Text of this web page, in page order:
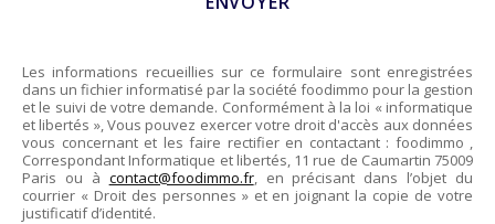
Les informations recueillies sur ce formulaire sont enregistrées
dans un fichier informatisé par la société foodimmo pour la gestion
et le suivi de votre demande. Conformément à la loi « informatique
et libertés », Vous pouvez exercer votre droit d'accès aux données
vous concernant et les faire rectifier en contactant : foodimmo ,
Correspondant Informatique et libertés, 11 rue de Caumartin 75009
Paris ou à contact@foodimmo.fr, en précisant dans l’objet du
courrier « Droit des personnes » et en joignant la copie de votre
justificatif d’identité.